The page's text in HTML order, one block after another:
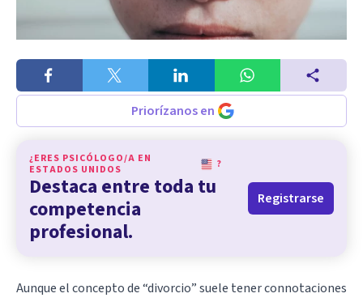
Priorízanos en
¿ERES PSICÓLOGO/A EN
ESTADOS UNIDOS
?
Destaca entre toda tu
competencia
profesional.
Registrarse
Aunque el concepto de “divorcio” suele tener connotaciones